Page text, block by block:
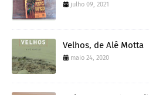
julho 09, 2021
Velhos, de Alê Motta
maio 24, 2020